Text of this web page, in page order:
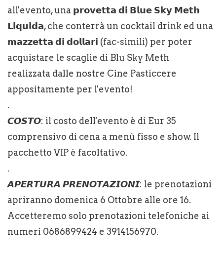
all'evento, una 𝗽𝗿𝗼𝘃𝗲𝘁𝘁𝗮 𝗱𝗶 𝗕𝗹𝘂𝗲 𝗦𝗸𝘆 𝗠𝗲𝘁𝗵
𝗟𝗶𝗾𝘂𝗶𝗱𝗮, che conterrà un cocktail drink ed una
𝗺𝗮𝘇𝘇𝗲𝘁𝘁𝗮 𝗱𝗶 𝗱𝗼𝗹𝗹𝗮𝗿𝗶 (fac-simili) per poter
acquistare le scaglie di Blu Sky Meth
realizzata dalle nostre Cine Pasticcere
appositamente per l'evento!
.
𝘾𝙊𝙎𝙏𝙊: il costo dell'evento è di Eur 35
comprensivo di cena a menù fisso e show. Il
pacchetto VIP è facoltativo.
.
𝘼𝙋𝙀𝙍𝙏𝙐𝙍𝘼 𝙋𝙍𝙀𝙉𝙊𝙏𝘼𝙕𝙄𝙊𝙉𝙄: le prenotazioni
apriranno domenica 6 Ottobre alle ore 16.
Accetteremo solo prenotazioni telefoniche ai
numeri 0686899424 e 3914156970.